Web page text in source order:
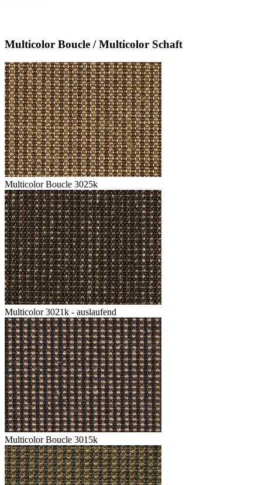
Multicolor Boucle / Multicolor Schaft
Multicolor Boucle 3025k
Multicolor 3021k - auslaufend
Multicolor Boucle 3015k